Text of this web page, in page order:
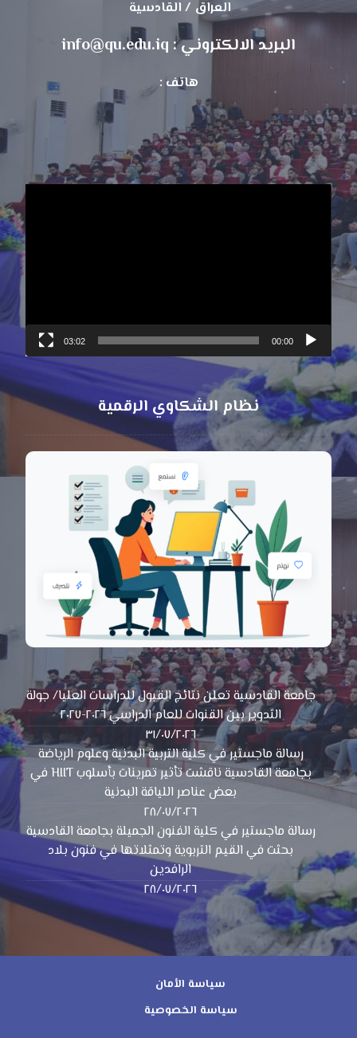
العراق / القادسية
البريد الالكتروني : info@qu.edu.iq
هاتف :
00:00
03:02
نظام الشكاوي الرقمية
جامعة القادسية تعلن نتائج القبول للدراسات العليا/ جولة
التدوير بين القنوات للعام الدراسي ٢٠٢٦-٢٠٢٧
٣١/٠٧/٢٠٢٦
رسالة ماجستير في كلية التربية البدنية وعلوم الرياضة
بجامعة القادسية ناقشت تأثير تمرينات بأسلوب HIIT في
بعض عناصر اللياقة البدنية
٢٨/٠٧/٢٠٢٦
رسالة ماجستير في كلية الفنون الجميلة بجامعة القادسية
بحثت في القيم التربوية وتمثلاتها في فنون بلاد
الرافدين
٢٨/٠٧/٢٠٢٦
سياسة الأمان
سياسة الخصوصية